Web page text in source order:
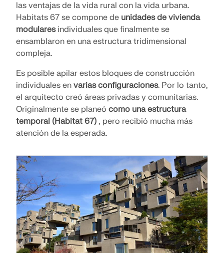
las ventajas de la vida rural con la vida urbana.
Habitats 67 se compone de unidades de vivienda
modularesindividuales que finalmente se
ensamblaron en una estructura tridimensional
compleja.
Es posible apilar estos bloques de construcción
individuales en varias configuraciones. Por lo tanto,
el arquitecto creó áreas privadas y comunitarias.
Originalmente se planeó como una estructura
temporal (Habitat 67) , pero recibió mucha más
atención de la esperada.